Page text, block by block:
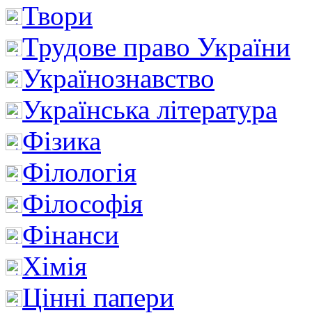
Твори
Трудове право України
Українознавство
Українська література
Фізика
Філологія
Філософія
Фінанси
Хімія
Цінні папери